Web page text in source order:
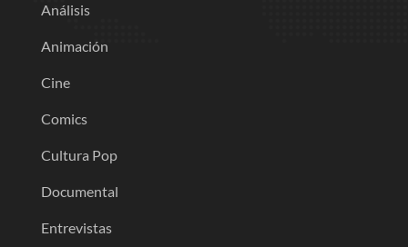
Análisis
Animación
Cine
Comics
Cultura Pop
Documental
Entrevistas